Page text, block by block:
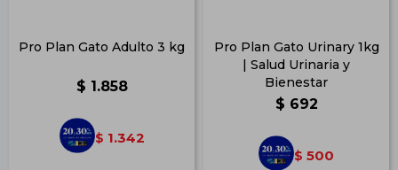
Pro Plan Gato Adulto 3 kg
$ 1.858
$ 1.342
Pro Plan Gato Urinary 1kg
| Salud Urinaria y
Bienestar
$ 692
$ 500